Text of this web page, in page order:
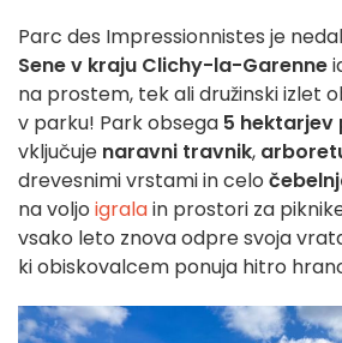
Parc des Impressionnistes je
Sene v kraju Clichy-la-Garenne
na prostem, tek ali družinski izlet
v parku! Park obsega 5 hektarjev
vključuje naravni travnik,
drevesnimi vrstami in celo
na voljo igralain prostori za
vsako leto znova odpre svoja
ki obiskovalcem ponuja hitro